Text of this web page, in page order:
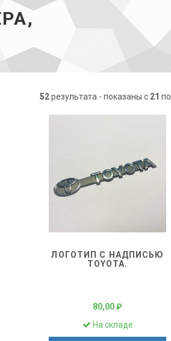
52результата - показаны с 21 по
ЛОГОТИП С НАДПИСЬЮ
TOYOTA.
80,00 ₽
На складе